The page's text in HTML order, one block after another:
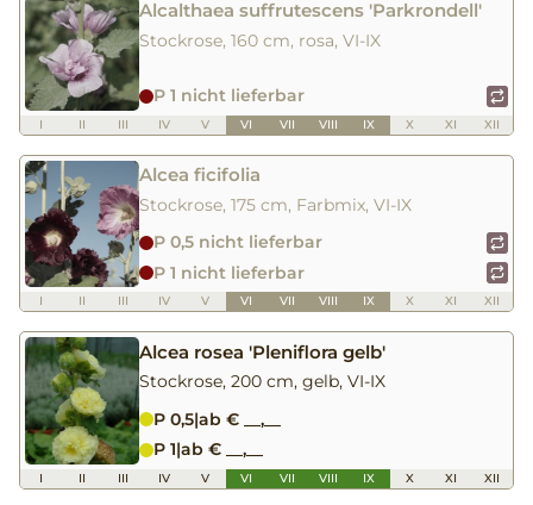
Alcalthaea suffrutescens 'Parkrondell'
Stockrose, 160 cm, rosa, VI-IX
P 1 nicht lieferbar
I II III IV V VI VII VIII IX X XI XII
Alcea ficifolia
Stockrose, 175 cm, Farbmix, VI-IX
P 0,5 nicht lieferbar
P 1 nicht lieferbar
I II III IV V VI VII VIII IX X XI XII
Alcea rosea 'Pleniflora gelb'
Stockrose, 200 cm, gelb, VI-IX
P 0,5|ab € __,__
P 1|ab € __,__
I II III IV V VI VII VIII IX X XI XII